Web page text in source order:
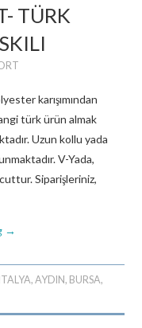
TÜRK
karışımından
türk ürün almak
Uzun kollu yada
V-Yada,
Siparişleriniz,
→
, AYDIN, BURSA,